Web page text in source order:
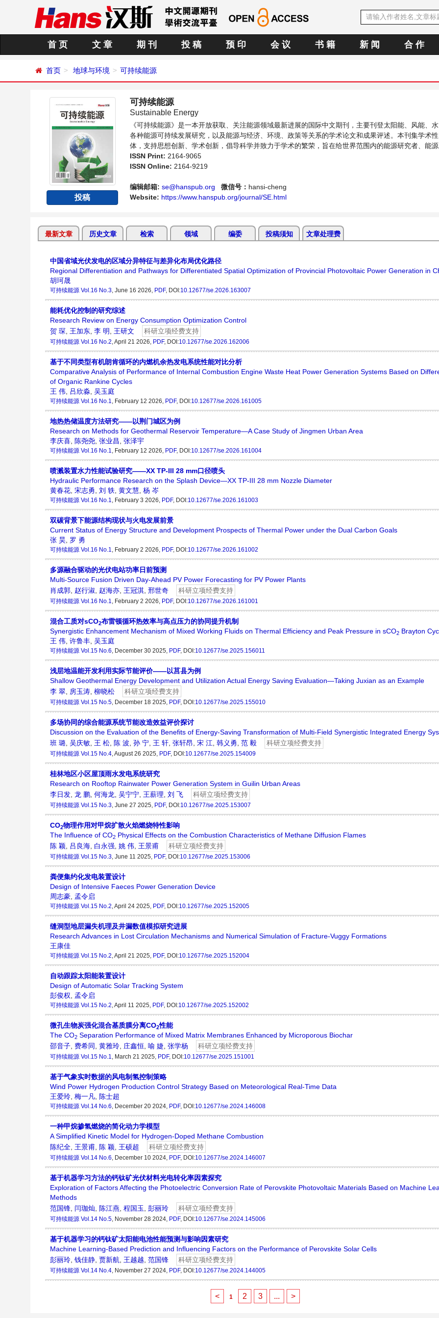
首 页 文 章 期 刊 投 稿 预 印 会 议 书 籍 新 闻 合 作
首页 地球与环境 可持续能源
投稿
可持续能源
Sustainable Energy
《可持续能源》是一本开放获取、关注能源领域最新进展的国际中文期刊，主要刊登太阳能、风能、
各种能源可持续发展研究，以及能源与经济、环境、政策等关系的学术论文和成果评述。本刊集学术
体，支持思想创新、学术创新，倡导科学并致力于学术的繁荣，旨在给世界范围内的能源研究者、能
并关注能源发展的人员提供一个传播、分享和讨论能源持续性发展的交流平台。
ISSN Print: 2164-9065
ISSN Online: 2164-9219
编辑邮箱: se@hanspub.org 微信号： hansi-cheng
Website: https://www.hanspub.org/journal/SE.html
最新文章 历史文章 检索 领域 编委 投稿须知 文章处理费
中国省域光伏发电的区域分异特征与差异化布局优化路径
Regional Differentiation and Pathways for Differentiated Spatial Optimization of Provincial Photovoltaic Power Generation in
胡珂晟
可持续能源 Vol.16 No.3, June 16 2026, PDF, DOI:10.12677/se.2026.163007
能耗优化控制的研究综述
Research Review on Energy Consumption Optimization Control
贺 琛, 王加东, 李 明, 王研文 科研立项经费支持
可持续能源 Vol.16 No.2, April 21 2026, PDF, DOI:10.12677/se.2026.162006
基于不同类型有机朗肯循环的内燃机余热发电系统性能对比分析
Comparative Analysis of Performance of Internal Combustion Engine Waste Heat Power Generation Systems Based on
of Organic Rankine Cycles
王 伟, 吕欣淼, 吴玉庭
可持续能源 Vol.16 No.1, February 12 2026, PDF, DOI:10.12677/se.2026.161005
地热热储温度方法研究——以荆门城区为例
Research on Methods for Geothermal Reservoir Temperature—A Case Study of Jingmen Urban Area
李庆喜, 陈尧尧, 张业昌, 张泽宇
可持续能源 Vol.16 No.1, February 12 2026, PDF, DOI:10.12677/se.2026.161004
喷溅装置水力性能试验研究——XX TP-III 28 mm口径喷头
Hydraulic Performance Research on the Splash Device—XX TP-III 28 mm Nozzle Diameter
黄春花, 宋志勇, 刘 轶, 黄文慧, 杨 岑
可持续能源 Vol.16 No.1, February 3 2026, PDF, DOI:10.12677/se.2026.161003
双碳背景下能源结构现状与火电发展前景
Current Status of Energy Structure and Development Prospects of Thermal Power under the Dual Carbon Goals
张 昊, 罗 勇
可持续能源 Vol.16 No.1, February 2 2026, PDF, DOI:10.12677/se.2026.161002
多源融合驱动的光伏电站功率日前预测
Multi-Source Fusion Driven Day-Ahead PV Power Forecasting for PV Power Plants
肖成郭, 赵行淑, 赵海亦, 王冠淇, 邢世奇 科研立项经费支持
可持续能源 Vol.16 No.1, February 2 2026, PDF, DOI:10.12677/se.2026.161001
混合工质对sCO2布雷顿循环热效率与高点压力的协同提升机制
Synergistic Enhancement Mechanism of Mixed Working Fluids on Thermal Efficiency and Peak Pressure in sCO2 Brayton
王 伟, 许鲁丰, 吴玉庭
可持续能源 Vol.15 No.6, December 30 2025, PDF, DOI:10.12677/se.2025.156011
浅层地温能开发利用实际节能评价——以莒县为例
Shallow Geothermal Energy Development and Utilization Actual Energy Saving Evaluation—Taking Juxian as an Example
李 翠, 房玉涛, 柳晓松 科研立项经费支持
可持续能源 Vol.15 No.5, December 18 2025, PDF, DOI:10.12677/se.2025.155010
多场协同的综合能源系统节能改造效益评价探讨
Discussion on the Evaluation of the Benefits of Energy-Saving Transformation of Multi-Field Synergistic Integrated Energy
班 璐, 吴庆敏, 王 松, 陈 波, 孙 宁, 王 轩, 张轩昂, 宋 江, 韩义勇, 范 毅 科研立项经费支持
可持续能源 Vol.15 No.4, August 26 2025, PDF, DOI:10.12677/se.2025.154009
桂林地区小区屋顶雨水发电系统研究
Research on Rooftop Rainwater Power Generation System in Guilin Urban Areas
李日发, 龙 鹏, 何海龙, 吴宁宁, 王薪理, 刘 飞 科研立项经费支持
可持续能源 Vol.15 No.3, June 27 2025, PDF, DOI:10.12677/se.2025.153007
CO2物理作用对甲烷扩散火焰燃烧特性影响
The Influence of CO2 Physical Effects on the Combustion Characteristics of Methane Diffusion Flames
陈 颖, 吕良海, 白永强, 姚 伟, 王景甫 科研立项经费支持
可持续能源 Vol.15 No.3, June 11 2025, PDF, DOI:10.12677/se.2025.153006
粪便集约化发电装置设计
Design of Intensive Faeces Power Generation Device
周志豪, 孟令启
可持续能源 Vol.15 No.2, April 24 2025, PDF, DOI:10.12677/se.2025.152005
缝洞型地层漏失机理及井漏数值模拟研究进展
Research Advances in Lost Circulation Mechanisms and Numerical Simulation of Fracture-Vuggy Formations
王康佳
可持续能源 Vol.15 No.2, April 21 2025, PDF, DOI:10.12677/se.2025.152004
自动跟踪太阳能装置设计
Design of Automatic Solar Tracking System
彭俊权, 孟令启
可持续能源 Vol.15 No.2, April 11 2025, PDF, DOI:10.12677/se.2025.152002
微孔生物炭强化混合基质膜分离CO2性能
The CO2 Separation Performance of Mixed Matrix Membranes Enhanced by Microporous Biochar
邵音子, 费希同, 黄雅玲, 庄鑫恒, 喻 婕, 张学杨 科研立项经费支持
可持续能源 Vol.15 No.1, March 21 2025, PDF, DOI:10.12677/se.2025.151001
基于气象实时数据的风电制氢控制策略
Wind Power Hydrogen Production Control Strategy Based on Meteorological Real-Time Data
王爱玲, 梅一凡, 陈士超
可持续能源 Vol.14 No.6, December 20 2024, PDF, DOI:10.12677/se.2024.146008
一种甲烷掺氢燃烧的简化动力学模型
A Simplified Kinetic Model for Hydrogen-Doped Methane Combustion
陈纪全, 王景甫, 陈 颖, 王硕超 科研立项经费支持
可持续能源 Vol.14 No.6, December 10 2024, PDF, DOI:10.12677/se.2024.146007
基于机器学习方法的钙钛矿光伏材料光电转化率因素探究
Exploration of Factors Affecting the Photoelectric Conversion Rate of Perovskite Photovoltaic Materials Based on Machine
Methods
范国锋, 闫珈灿, 陈江燕, 程国玉, 彭丽玲 科研立项经费支持
可持续能源 Vol.14 No.5, November 28 2024, PDF, DOI:10.12677/se.2024.145006
基于机器学习的钙钛矿太阳能电池性能预测与影响因素研究
Machine Learning-Based Prediction and Influencing Factors on the Performance of Perovskite Solar Cells
彭丽玲, 钱佳静, 贾新航, 王越越, 范国锋 科研立项经费支持
可持续能源 Vol.14 No.4, November 27 2024, PDF, DOI:10.12677/se.2024.144005
< 1 2 3 ... >